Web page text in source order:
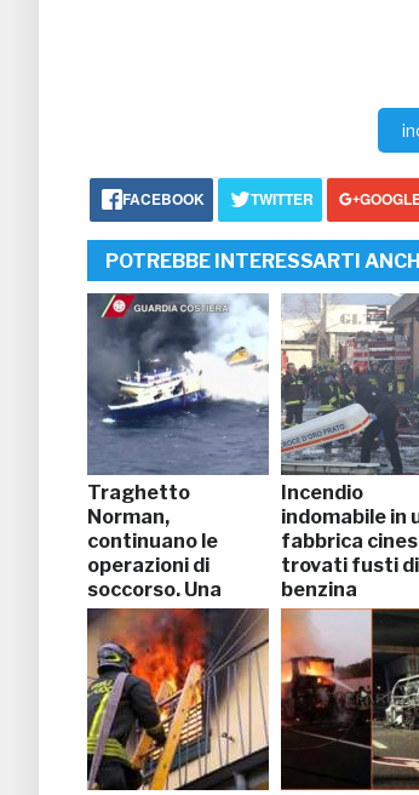
FACEBOOK TWITTER
POTREBBE INTERESSARTI
Traghetto
Norman,
continuano le
operazioni di
soccorso. Una
vittima e 149
persone ancora a
bordo
Incendio
indomabile in
fabbrica
trovati fusti di
benzina